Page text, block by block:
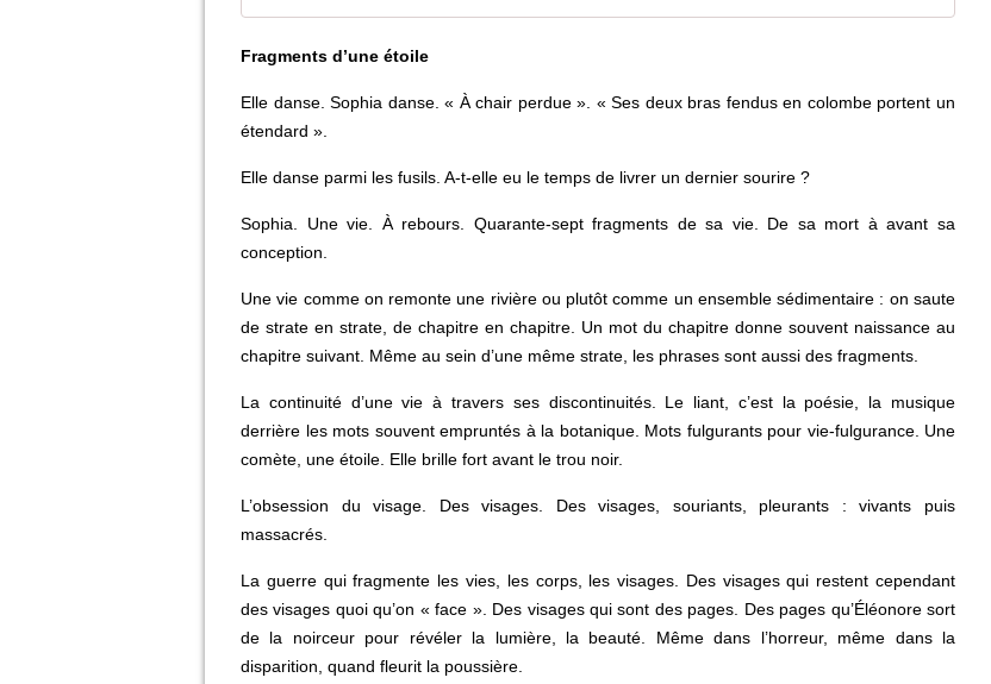
Fragments d’une étoile
Elle danse. Sophia danse. « À chair perdue ». « Ses deux bras fendus en colombe portent un
étendard ».
Elle danse parmi les fusils. A-t-elle eu le temps de livrer un dernier sourire ?
Sophia. Une vie. À rebours. Quarante-sept fragments de sa vie. De sa mort à avant sa
conception.
Une vie comme on remonte une rivière ou plutôt comme un ensemble sédimentaire : on saute
de strate en strate, de chapitre en chapitre. Un mot du chapitre donne souvent naissance au
chapitre suivant. Même au sein d’une même strate, les phrases sont aussi des fragments.
La continuité d’une vie à travers ses discontinuités. Le liant, c’est la poésie, la musique
derrière les mots souvent empruntés à la botanique. Mots fulgurants pour vie-fulgurance. Une
comète, une étoile. Elle brille fort avant le trou noir.
L’obsession du visage. Des visages. Des visages, souriants, pleurants : vivants puis
massacrés.
La guerre qui fragmente les vies, les corps, les visages. Des visages qui restent cependant
des visages quoi qu’on « face ». Des visages qui sont des pages. Des pages qu’Éléonore sort
de la noirceur pour révéler la lumière, la beauté. Même dans l’horreur, même dans la
disparition, quand fleurit la poussière.